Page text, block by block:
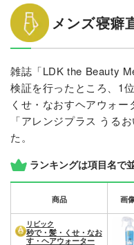
メンズ寝癖
雑誌「LDK the Beauty
検証を行ったところ、1
くせ・なおすヘアウォ
「アレンジプラス うる
た。
ランキングは項目名で
商品 画像
リビック
秒で・髪・くせ・なお
す・ヘアウォーター